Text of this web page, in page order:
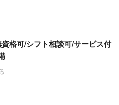
格可/シフト相談可/サービス付